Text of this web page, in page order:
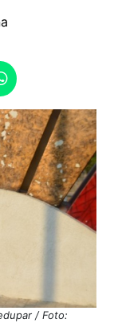
/ Foto: